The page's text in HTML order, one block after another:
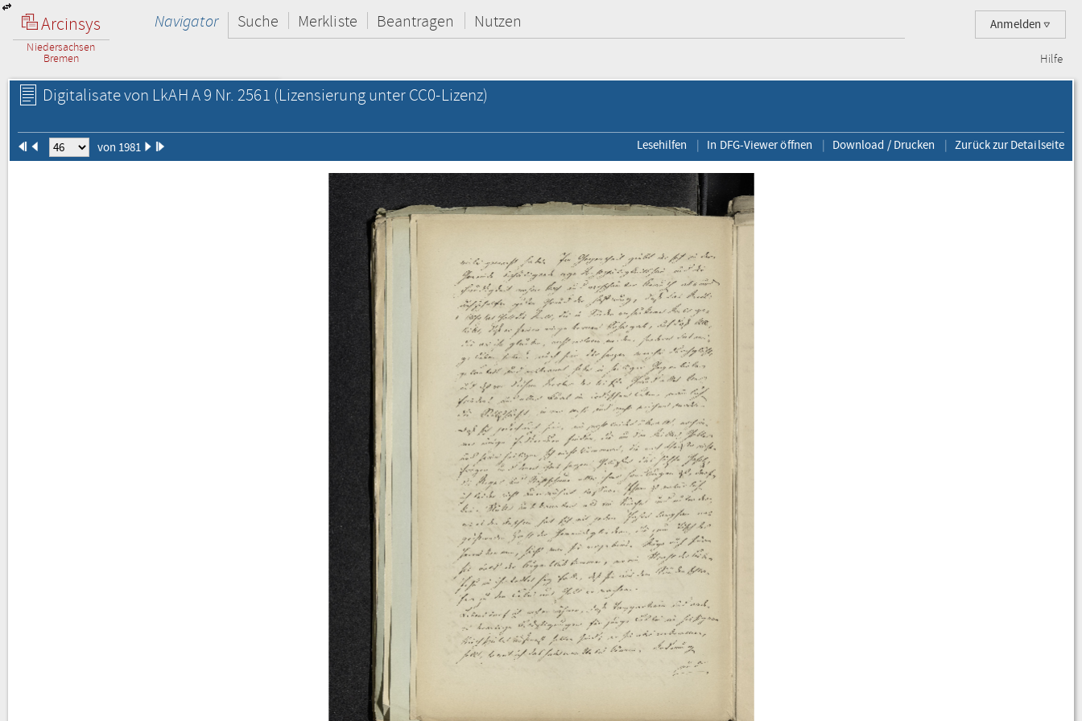
Arcinsys
Niedersachsen
Bremen
Anmelden
Navigator Suche Merkliste Beantragen Nutzen
Hilfe
Digitalisate von LkAH A 9 Nr. 2561 (Lizensierung unter CC0-Lizenz)
von 1981 Lesehilfen In DFG-Viewer öffnen Download / Drucken Zurück zur Detailseite